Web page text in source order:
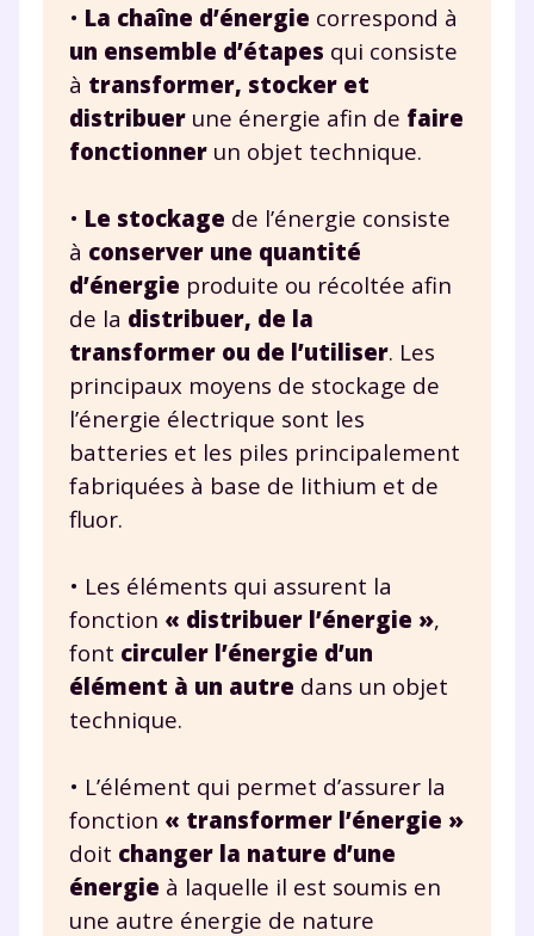
• La chaîne d’énergie correspond à
un ensemble d’étapes qui consiste
à transformer, stocker et
distribuer une énergie afin de faire
fonctionner un objet technique.
• Le stockage de l’énergie consiste
à conserver une quantité
d’énergie produite ou récoltée afin
de la distribuer, de la
transformer ou de l’utiliser. Les
principaux moyens de stockage de
l’énergie électrique sont les
batteries et les piles principalement
fabriquées à base de lithium et de
fluor.
• Les éléments qui assurent la
fonction « distribuer l’énergie »,
font circuler l’énergie d’un
élément à un autre dans un objet
technique.
• L’élément qui permet d’assurer la
fonction « transformer l’énergie »
doit changer la nature d’une
énergie à laquelle il est soumis en
une autre énergie de nature